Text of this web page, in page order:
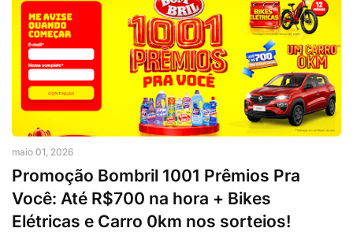
maio 01, 2026
Promoção Bombril 1001 Prêmios Pra
Você: Até R$700 na hora + Bikes
Elétricas e Carro 0km nos sorteios!